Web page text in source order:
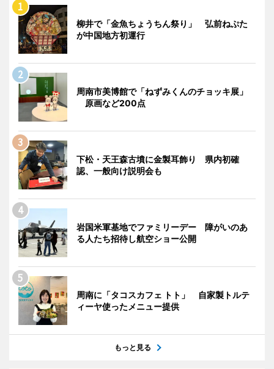
柳井で「金魚ちょうちん祭り」 弘前ねぷた
が中国地方初運行
周南市美博館で「ねずみくんのチョッキ展」
原画など200点
下松・天王森古墳に金製耳飾り 県内初確
認、一般向け説明会も
岩国米軍基地でファミリーデー 障がいのあ
る人たち招待し航空ショー公開
周南に「タコスカフェ トト」 自家製トルテ
ィーヤ使ったメニュー提供
もっと見る